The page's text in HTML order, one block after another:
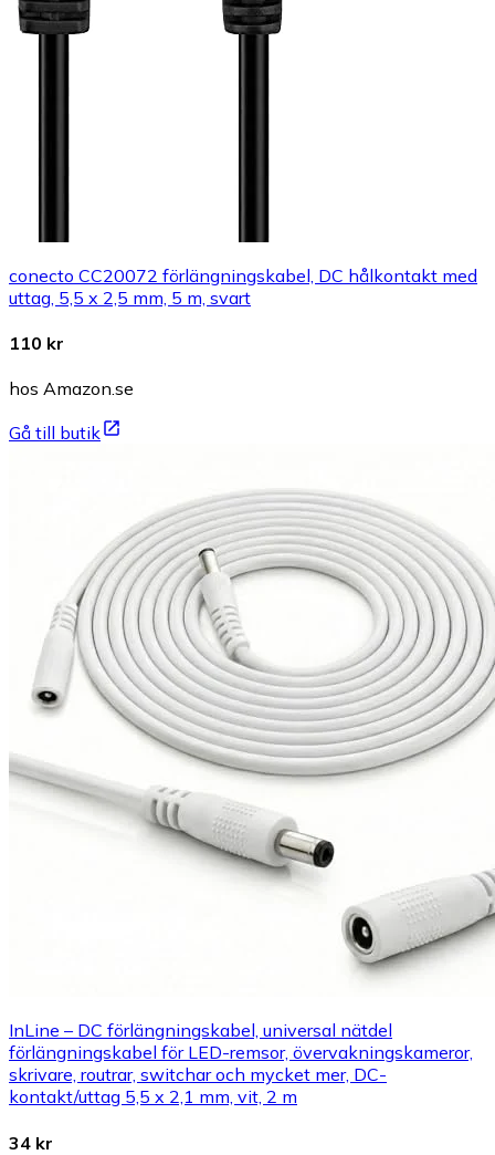
conecto CC20072 förlängningskabel, DC hålkontakt med
uttag, 5,5 x 2,5 mm, 5 m, svart
110 kr
hos Amazon.se
Gå till butik
InLine – DC förlängningskabel, universal nätdel
förlängningskabel för LED-remsor, övervakningskameror,
skrivare, routrar, switchar och mycket mer, DC-
kontakt/uttag 5,5 x 2,1 mm, vit, 2 m
34 kr